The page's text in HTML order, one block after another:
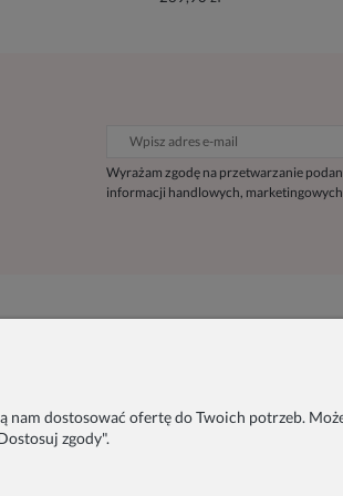
Wyrażam zgodę na przetwarzanie
informacji handlowych,
Polityka prywatności
dostosować ofertę do Twoich potrzeb.
zgody".